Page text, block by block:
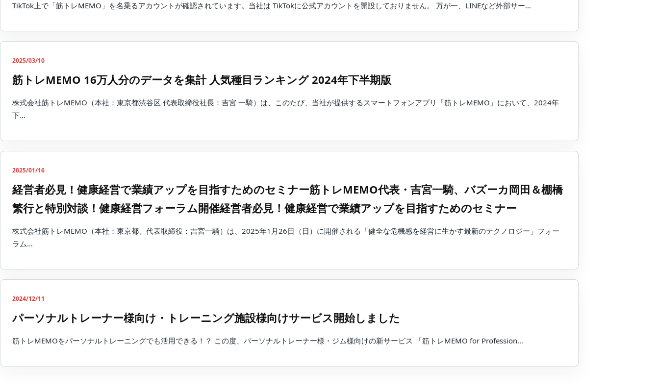
TikTok上で「筋トレMEMO」を名乗るアカウントが確認されています。当社は TikTokに公式アカウントを開設しておりません。 万が一、LINEなど外部サー…
2025/03/10
筋トレMEMO 16万人分のデータを集計 人気種目ランキング 2024年下半期版
株式会社筋トレMEMO（本社：東京都渋谷区 代表取締役社長：吉宮 一騎）は、このたび、当社が提供するスマートフォンアプリ「筋トレMEMO」において、2024年
下…
2025/01/16
経営者必見！健康経営で業績アップを目指すためのセミナー筋トレMEMO代表・吉宮一騎、バズーカ岡田＆棚橋
繁行と特別対談！健康経営フォーラム開催経営者必見！健康経営で業績アップを目指すためのセミナー
株式会社筋トレMEMO（本社：東京都、代表取締役：吉宮一騎）は、2025年1月26日（日）に開催される「健全な危機感を経営に生かす最新のテクノロジー」フォー
ラム…
2024/12/11
パーソナルトレーナー様向け・トレーニング施設様向けサービス開始しました
筋トレMEMOをパーソナルトレーニングでも活用できる！？ この度、パーソナルトレーナー様・ジム様向けの新サービス 「筋トレMEMO for Profession…